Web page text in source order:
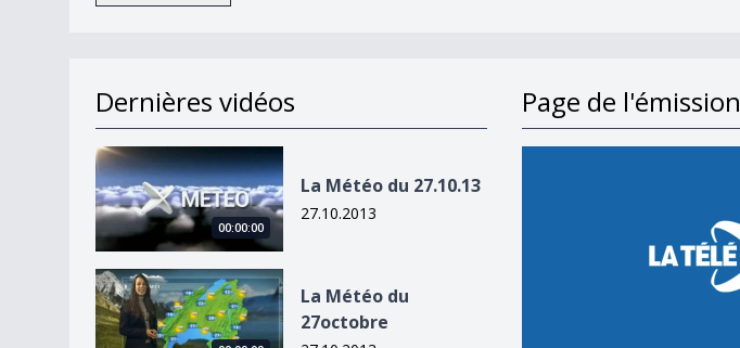
Dernières vidéos
La Météo du 27.10.13
00:00:00
La Météo du 27.10.13
27.10.2013
La Météo du 27octobre
La Météo du
27octobre
Page de l'émission